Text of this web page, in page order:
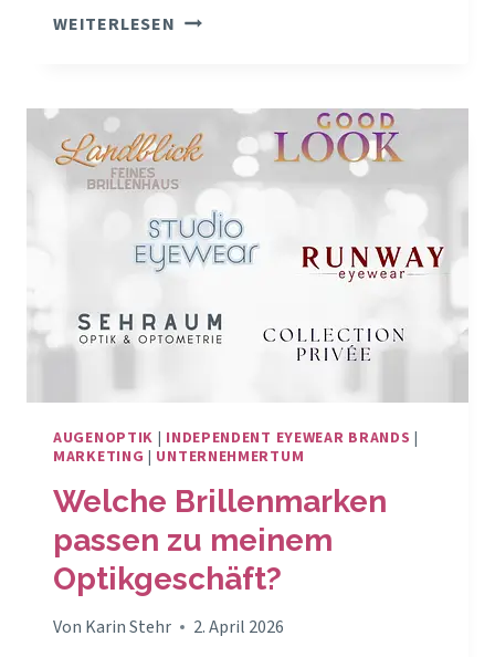
WEITERLESEN DER
DEIN
OPTIKGESCHÄFT
IST
NICHT
DIE
KRISE
AUGENOPTIK | INDEPENDENT EYEWEAR BRANDS |
MARKETING | UNTERNEHMERTUM
Welche Brillenmarken
passen zu meinem
Optikgeschäft?
Von Karin Stehr 2. April 2026